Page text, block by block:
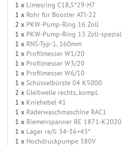
1 x Limesring C18,5*29-H7
1 x Rohr für Booster ATI-22
2 x PKW-Pump-Ring 16 Zoll
1 x PKW-Pump-Ring 13 Zoll-spezial
1 x RNS-Typ-1, 160mm
1 x Profilmesser W1/20
1 x Profilmesser W3/20
1 x Profilmesser W6/10
1 x Schüsselbürste 04 K5000
2 x Gleitwelle rechts, kompl.
1 x Kniehebel 41
1 x Räderwaschmaschine RAC1
1 x Riemenspanner RE 1871-K2020
1 x Lager re/li 34-36+43*
1 x Hochdruckpumpe 380V